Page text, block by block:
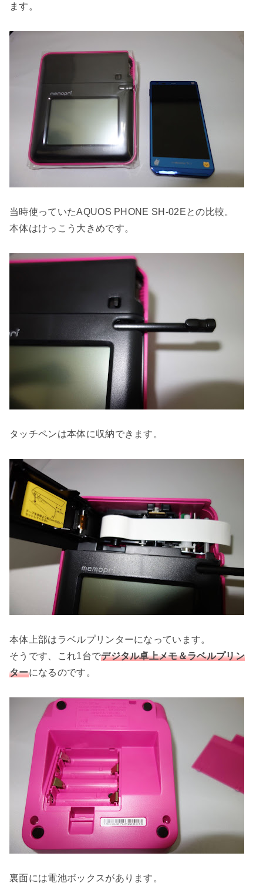
ます。
当時使っていたAQUOS PHONE SH-02Eとの比較。
本体はけっこう大きめです。
タッチペンは本体に収納できます。
本体上部はラベルプリンターになっています。
そうです、これ1台でデジタル卓上メモ＆ラベルプリン
ターになるのです。
裏面には電池ボックスがあります。